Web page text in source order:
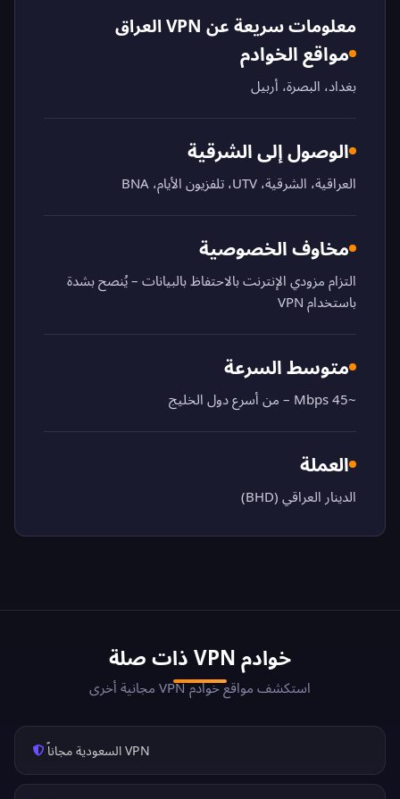
معلومات سريعة عن VPN العراق
مواقع الخوادم
بغداد، البصرة، أربيل
الوصول إلى الشرقية
العراقية، الشرقية، UTV، تلفزيون الأيام، BNA
مخاوف الخصوصية
التزام مزودي الإنترنت بالاحتفاظ بالبيانات – يُنصح بشدة
باستخدام VPN
متوسط السرعة
~45 Mbps – من أسرع دول الخليج
العملة
الدينار العراقي (BHD)
خوادم VPN ذات صلة
استكشف مواقع خوادم VPN مجانية أخرى
VPN السعودية مجاناً